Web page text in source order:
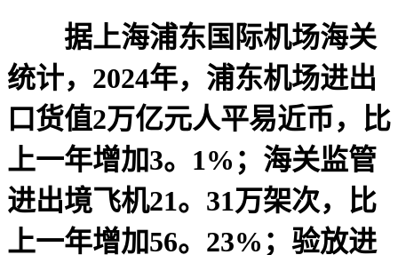
据上海浦东国际机场海关
统计，2024年，浦东机场进出
口货值2万亿元人平易近币，比
上一年增加3。1%；海关监管
进出境飞机21。31万架次，比
上一年增加56。23%；验放进